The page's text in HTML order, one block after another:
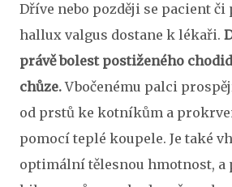
Dříve nebo později se pacient či
hallux valgus dostane k lékaři.
právě bolest postiženého
chůze.Vbočenému palci
od prstů ke kotníkům a
pomocí teplé koupele. Je také
optimální tělesnou hmotnost, a